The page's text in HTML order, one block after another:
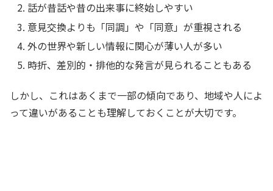
話が昔話や昔の出来事に終始しやすい
意見交換よりも「同調」や「同意」が重視される
外の世界や新しい情報に関心が薄い人が多い
時折、差別的・排他的な発言が見られることもある
しかし、これはあくまで一部の傾向であり、地域や人によ
って違いがあることも理解しておくことが大切です。